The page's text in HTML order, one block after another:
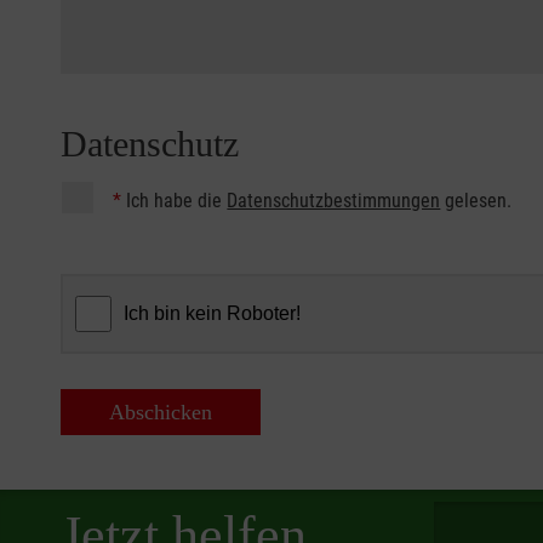
Datenschutz
* Ich habe die Datenschutzbestimmungen gelesen.
Abschicken